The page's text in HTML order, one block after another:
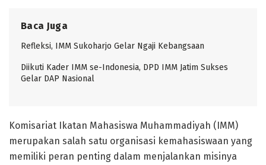
Baca Juga
Refleksi, IMM Sukoharjo Gelar Ngaji Kebangsaan
Diikuti Kader IMM se-Indonesia, DPD IMM Jatim Sukses
Gelar DAP Nasional
Komisariat Ikatan Mahasiswa Muhammadiyah (IMM)
merupakan salah satu organisasi kemahasiswaan yang
memiliki peran penting dalam menjalankan misinya